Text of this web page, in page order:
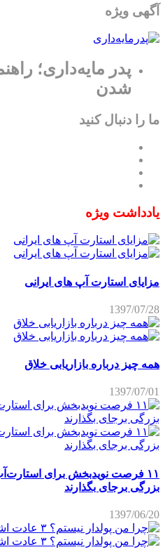
آگهی ویژه
پدر مایه‌داری؛
شدن
ما را دنبال کنید
یادداشت ویژه
مزایای استارت آپ های ایرانی
1397/07/28
همه چیز درباره بازاریابی خلاق
1397/07/01
۱۱ فرصت نویدبخش برای
بزرگی برجای بگذارند
1397/06/20